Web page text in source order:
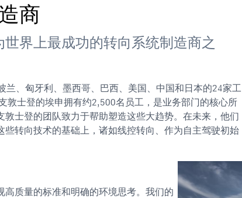
商
界上最成功的转向系统制造商之
、匈牙利、墨西哥、巴西、美国、中国和日本的24家工
敦士登的埃申拥有约2,500名员工，是业务部门的核心所
士登的团队致力于帮助塑造这些大趋势。在未来，他们
转向技术的基础上，诸如线控转向、作为自主驾驶初始
质量的标准和明确的环境思考。我们的